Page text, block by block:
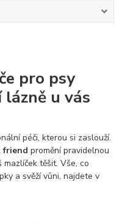
pro psy
u vás
péči, kterou si zaslouží.
friend promění pravidelnou
těšit. Vše, co
a svěží vůni, najdete v